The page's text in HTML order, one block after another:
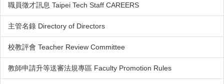
職員徵才訊息 Taipei Tech Staff CAREERS
主管名錄 Directory of Directors
校教評會 Teacher Review Committee
教師申請升等送審法規專區 Faculty Promotion Rules